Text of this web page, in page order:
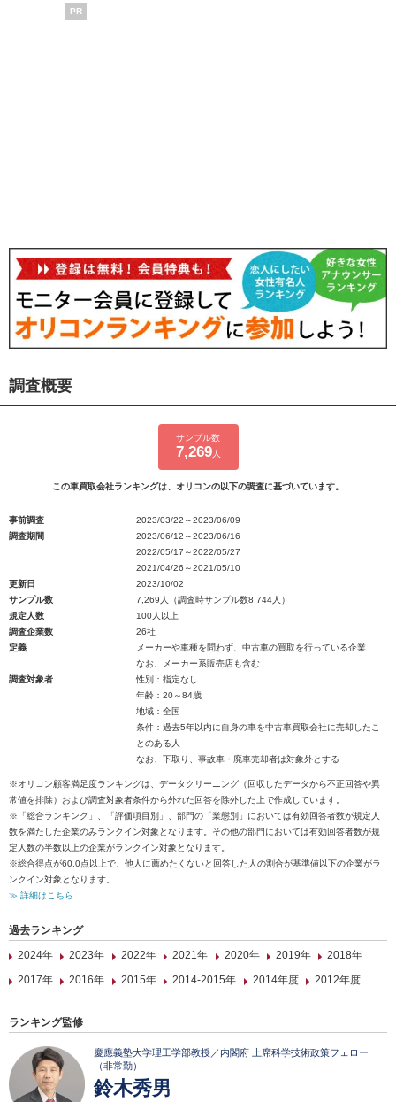
PR
調査概要
サンプル数
7,269人
この車買取会社ランキングは、オリコンの以下の調査に基づいています。
事前調査
2023/03/22～2023/06/09
調査期間
2023/06/12～2023/06/16
2022/05/17～2022/05/27
2021/04/26～2021/05/10
更新日
2023/10/02
サンプル数
7,269人（調査時サンプル数8,744人）
規定人数
100人以上
調査企業数
26社
定義
メーカーや車種を問わず、中古車の買取を行っている企業
なお、メーカー系販売店も含む
調査対象者
性別：指定なし
年齢：20～84歳
地域：全国
条件：過去5年以内に自身の車を中古車買取会社に売却したこ
とのある人
なお、下取り、事故車・廃車売却者は対象外とする
※オリコン顧客満足度ランキングは、データクリーニング（回収したデータから不正回答や異
常値を排除）および調査対象者条件から外れた回答を除外した上で作成しています。
※「総合ランキング」、「評価項目別」、部門の「業態別」においては有効回答者数が規定人
数を満たした企業のみランクイン対象となります。その他の部門においては有効回答者数が規
定人数の半数以上の企業がランクイン対象となります。
※総合得点が60.0点以上で、他人に薦めたくないと回答した人の割合が基準値以下の企業がラ
ンクイン対象となります。
≫ 詳細はこちら
過去ランキング
2024年
2023年 2022年 2021年 2020年 2019年
2018年
2017年
2016年 2015年 2014-2015年 2014年度 2012年度
ランキング監修
慶應義塾大学理工学部教授／内閣府 上席科学技術政策フェロー
（非常勤）
鈴木秀男